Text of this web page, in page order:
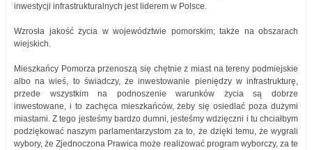
inwestycji infrastrukturalnych jest liderem w Polsce.
Wzrosła jakość życia w województwie pomorskim; także na obszarach
wiejskich.
Mieszkańcy Pomorza przenoszą się chętnie z miast na tereny podmiejskie
albo na wieś, to świadczy, że inwestowanie pieniędzy w infrastrukturę,
przede wszystkim na podnoszenie warunków życia są dobrze
inwestowane, i to zachęca mieszkańców, żeby się osiedlać poza dużymi
miastami. Z tego jesteśmy bardzo dumni, jesteśmy wdzięczni i tu chciałbym
podziękować naszym parlamentarzystom za to, że dzięki temu, że wygrali
wybory, że Zjednoczona Prawica może realizować program wyborczy, za te